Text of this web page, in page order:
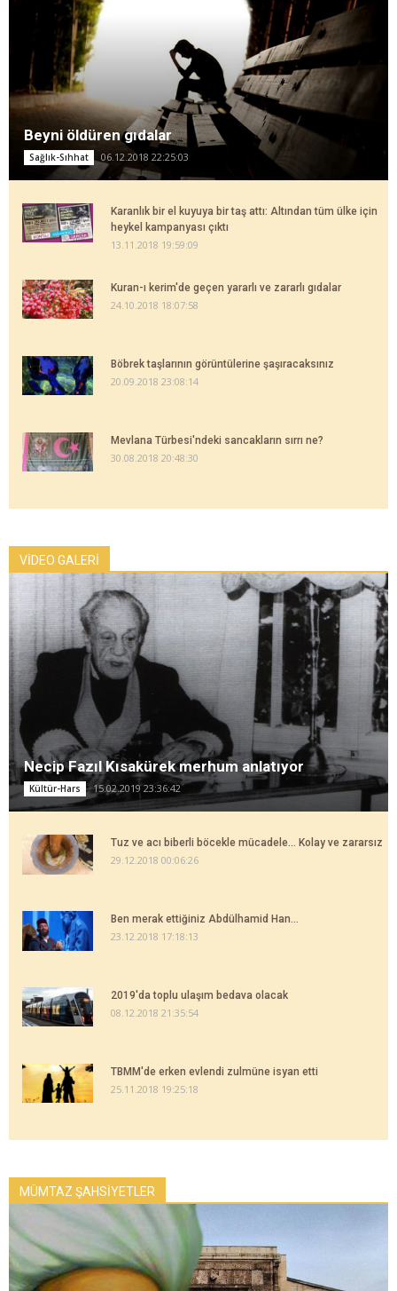
Beyni öldüren gıdalar
Sağlık-Sıhhat 06.12.2018 22:25:03
Karanlık bir el kuyuya bir taş attı: Altından tüm ülke için
heykel kampanyası çıktı
13.11.2018 19:59:09
Kuran-ı kerim'de geçen yararlı ve zararlı gıdalar
24.10.2018 18:07:58
Böbrek taşlarının görüntülerine şaşıracaksınız
20.09.2018 23:08:14
Mevlana Türbesi'ndeki sancakların sırrı ne?
30.08.2018 20:48:30
VİDEO GALERİ
Necip Fazıl Kısakürek merhum anlatıyor
Kültür-Hars 15.02.2019 23:36:42
Tuz ve acı biberli böcekle mücadele... Kolay ve zararsız
29.12.2018 00:06:26
Ben merak ettiğiniz Abdülhamid Han...
23.12.2018 17:18:13
2019'da toplu ulaşım bedava olacak
08.12.2018 21:35:54
TBMM'de erken evlendi zulmüne isyan etti
25.11.2018 19:25:18
MÜMTAZ ŞAHSİYETLER